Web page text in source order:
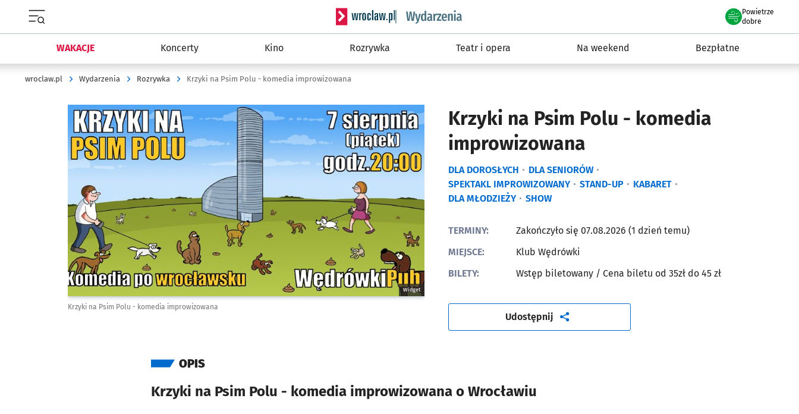
Serwis informacyjny wroclaw.pl podserwis: Wydarzenia
Powietrze
we Wrocławiu
dobre
WAKACJE Koncerty Kino Rozrywka Teatr i opera Na weekend Bezpłatne
wroclaw.pl Wydarzenia Rozrywka Krzyki na Psim Polu - komedia improwizowana
Krzyki na Psim Polu - komedia
improwizowana
DLA DOROSŁYCH
DLA SENIORÓW
SPEKTAKL IMPROWIZOWANY
STAND-UP
KABARET
DLA MŁODZIEŻY
SHOW
Kliknij, aby powiększyć
Widget
Krzyki na Psim Polu - komedia improwizowana
TERMINY:
Zakończyło się 07.08.2026 (1 dzień temu)
MIEJSCE:
Klub Wędrówki
BILETY:
Wstęp biletowany / Cena biletu od 35zł do 45 zł
Udostępnijartykuł
OPIS
Krzyki na Psim Polu - komedia improwizowana o Wrocławiu